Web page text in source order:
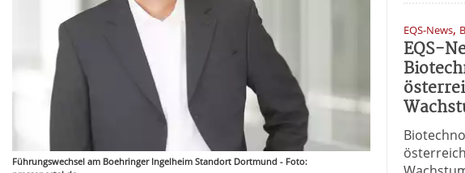
Führungswechsel am Boehringer Ingelheim Standort Dortmund - Foto:
EQS-News,
EQS-